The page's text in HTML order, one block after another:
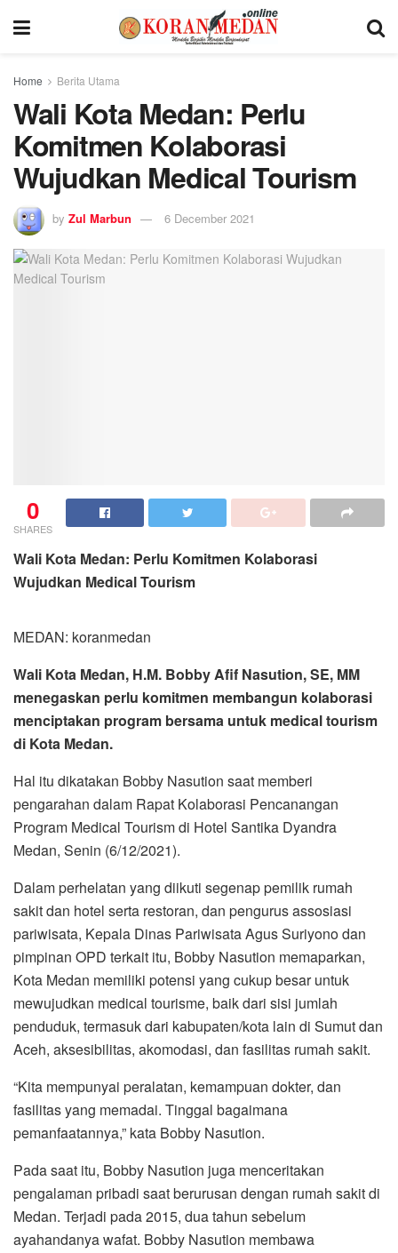
Home Berita Utama
Wali Kota Medan: Perlu
Komitmen Kolaborasi
Wujudkan Medical Tourism
by Zul Marbun 6 December 2021
0
SHARES
Wali Kota Medan: Perlu Komitmen Kolaborasi
Wujudkan Medical Tourism
MEDAN: koranmedan
Wali Kota Medan, H.M. Bobby Afif Nasution, SE, MM
menegaskan perlu komitmen membangun kolaborasi
menciptakan program bersama untuk medical tourism
di Kota Medan.
Hal itu dikatakan Bobby Nasution saat memberi
pengarahan dalam Rapat Kolaborasi Pencanangan
Program Medical Tourism di Hotel Santika Dyandra
Medan, Senin (6/12/2021).
Dalam perhelatan yang diikuti segenap pemilik rumah
sakit dan hotel serta restoran, dan pengurus assosiasi
pariwisata, Kepala Dinas Pariwisata Agus Suriyono dan
pimpinan OPD terkait itu, Bobby Nasution memaparkan,
Kota Medan memiliki potensi yang cukup besar untuk
mewujudkan medical tourisme, baik dari sisi jumlah
penduduk, termasuk dari kabupaten/kota lain di Sumut dan
Aceh, aksesibilitas, akomodasi, dan fasilitas rumah sakit.
“Kita mempunyai peralatan, kemampuan dokter, dan
fasilitas yang memadai. Tinggal bagaimana
pemanfaatannya,” kata Bobby Nasution.
Pada saat itu, Bobby Nasution juga menceritakan
pengalaman pribadi saat berurusan dengan rumah sakit di
Medan. Terjadi pada 2015, dua tahun sebelum
ayahandanya wafat. Bobby Nasution membawa